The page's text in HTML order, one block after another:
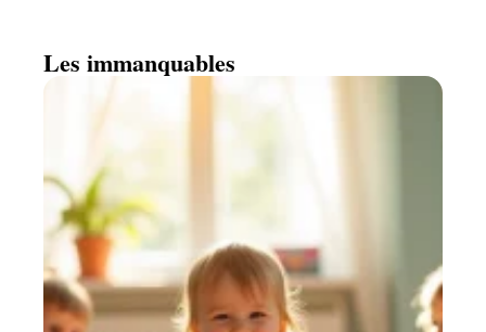
Les immanquables